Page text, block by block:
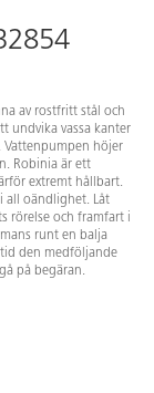
av rostfritt stål och
undvika vassa kanter
Vattenpumpen höjer
Robinia är ett
extremt hållbart.
all oändlighet. Låt
rörelse och framfart i
runt en balja
den medföljande
på begäran.